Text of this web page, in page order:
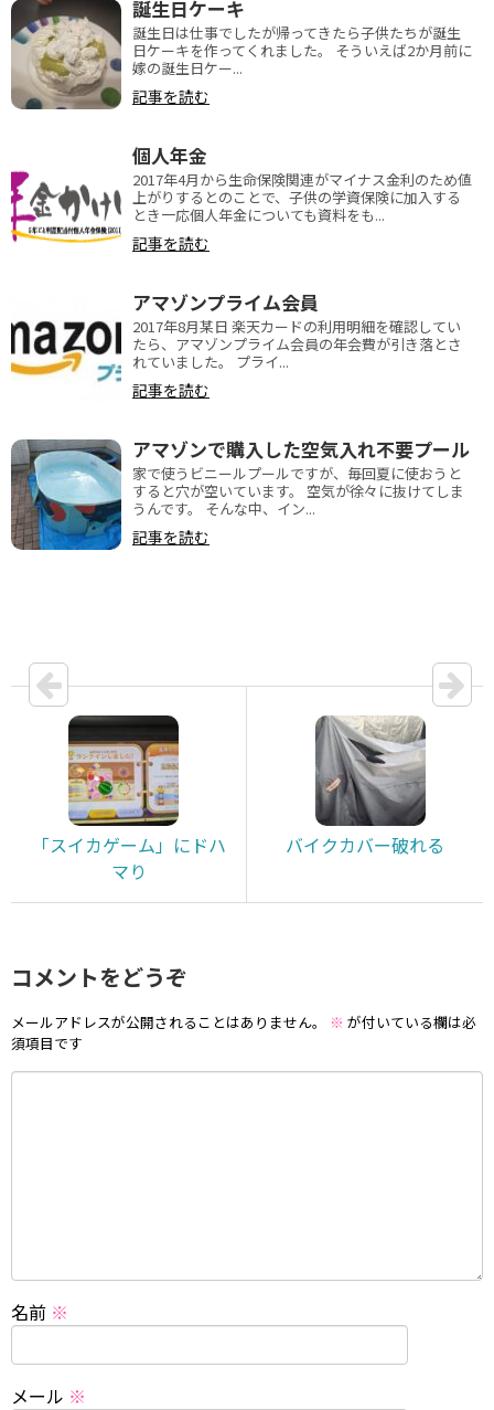
誕生日ケーキ
誕生日は仕事でしたが帰ってきたら子供たちが誕生
日ケーキを作ってくれました。 そういえば2か月前に
嫁の誕生日ケー...
記事を読む
個人年金
2017年4月から生命保険関連がマイナス金利のため値
上がりするとのことで、子供の学資保険に加入する
とき一応個人年金についても資料をも...
記事を読む
アマゾンプライム会員
2017年8月某日 楽天カードの利用明細を確認してい
たら、アマゾンプライム会員の年会費が引き落とさ
れていました。 プライ...
記事を読む
アマゾンで購入した空気入れ不要プール
家で使うビニールプールですが、毎回夏に使おうと
すると穴が空いています。 空気が徐々に抜けてしま
うんです。 そんな中、イン...
記事を読む
「スイカゲーム」にドハ
マり
バイクカバー破れる
コメントをどうぞ
メールアドレスが公開されることはありません。 ※ が付いている欄は必
須項目です
名前 ※
メール ※